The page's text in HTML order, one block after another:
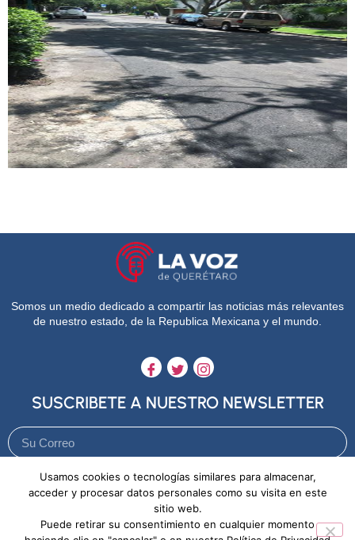
Somos un medio dedicado a compartir las noticias más relevantes
de nuestro estado, de la Republica Mexicana y el mundo.
SUSCRIBETE A NUESTRO NEWSLETTER
Enviar
Aviso de Privacidad Política de Cookies
Usamos cookies o tecnologías similares para almacenar,
acceder y procesar datos personales como su visita en este
sitio web.
Puede retirar su consentimiento en cualquier momento